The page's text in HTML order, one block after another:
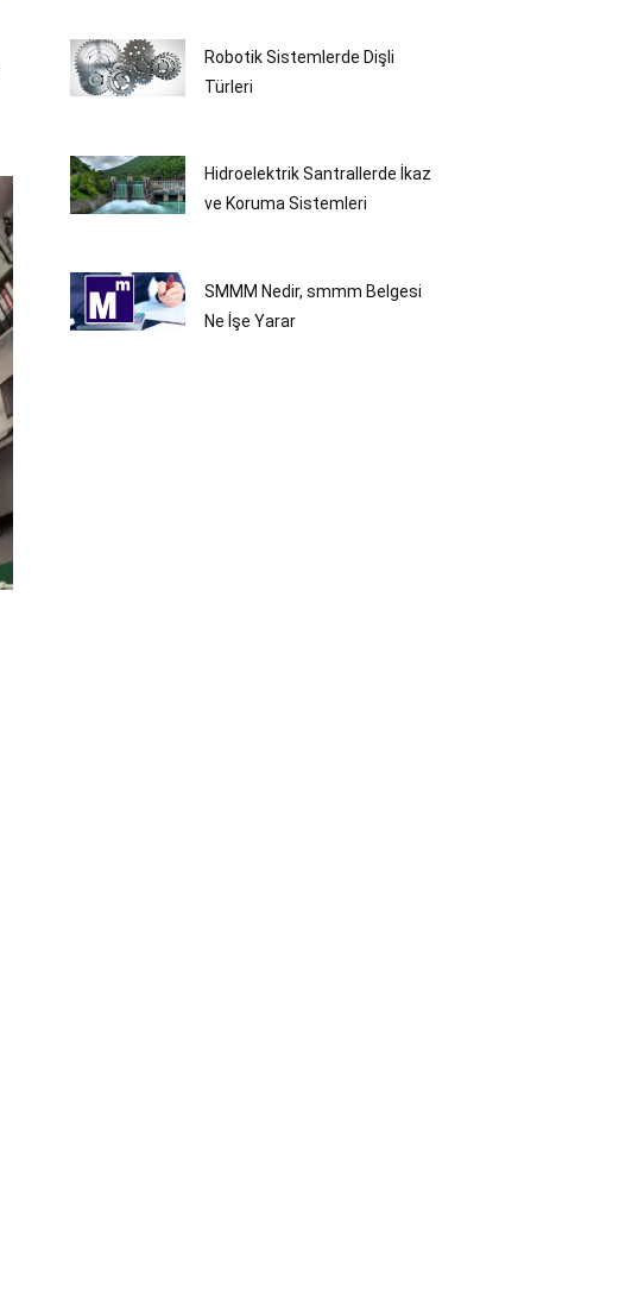
Robotik Sistemlerde Dişli
Türleri
Hidroelektrik Santrallerde İkaz
ve Koruma Sistemleri
SMMM Nedir, smmm Belgesi
Ne İşe Yarar